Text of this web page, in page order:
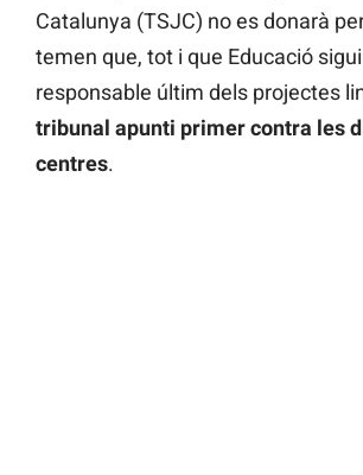
Catalunya (TSJC) no es donarà
temen que, tot i que Educació
responsable últim dels projectes
tribunal apunti primer contra les
centres.